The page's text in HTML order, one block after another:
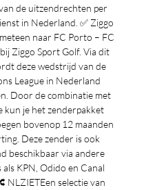
de uitzendrechten per
in Nederland. ✅ Ziggo
naar FC Porto – FC
Ziggo Sport Golf. Via dit
deze wedstrijd van de
League in Nederland
Door de combinatie met
kun je het zenderpakket
bovenop 12 maanden
Deze zender is ook
beschikbaar via andere
KPN, Odido en Canal
NLZIETEen selectie van